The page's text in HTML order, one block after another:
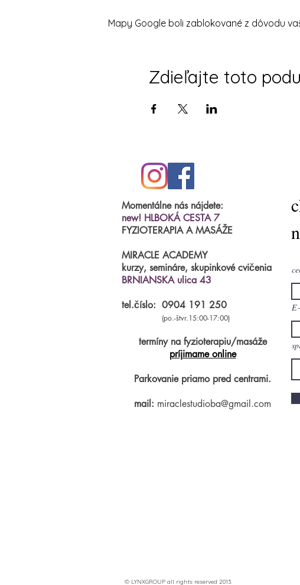
Mapy Google boli zablokované z dôvodu
Zdieľajte toto
Momentálne nás nájdete:
new! HLBOKÁ CESTA 7
FYZIOTERAPIA A MASÁŽE
MIRACLE ACADEMY
kurzy, semináre, skupinkové cvičenia
BRNIANSKA ulica 43
tel.číslo: 0904 191 250
(po.-štvr.15:00-17:00)
termíny na fyzioterapiu/masáže
príjimame online
Parkovanie priamo pred centrami.
mail: miraclestudioba@gmail.com
© LYNXGROUP all rights reserved 2013.